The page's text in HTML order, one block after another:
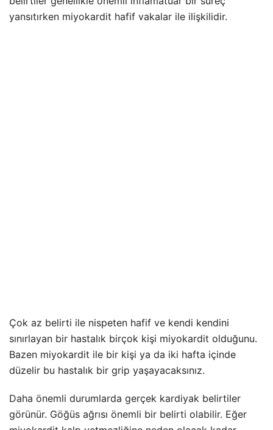
yansıtırken miyokardit hafif vakalar ile ilişkilidir.
Çok az belirti ile nispeten hafif ve kendi kendini
sınırlayan bir hastalık birçok kişi miyokardit olduğunu.
Bazen miyokardit ile bir kişi ya da iki hafta içinde
düzelir bu hastalık bir grip yaşayacaksınız.
Daha önemli durumlarda gerçek kardiyak belirtiler
görünür. Göğüs ağrısı önemli bir belirti olabilir. Eğer